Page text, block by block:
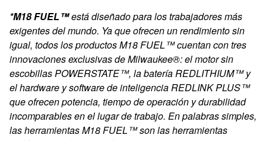
*M18 FUEL™está diseñado para los trabajadores más
exigentes del mundo. Ya que ofrecen un rendimiento sin
igual, todos los productos M18 FUEL™ cuentan con tres
innovaciones exclusivas de Milwaukee®: el motor sin
escobillas POWERSTATE™, la batería REDLITHIUM™ y
el hardware y software de inteligencia REDLINK PLUS™
que ofrecen potencia, tiempo de operación y durabilidad
incomparables en el lugar de trabajo. En palabras simples,
las herramientas M18 FUEL™ son las herramientas